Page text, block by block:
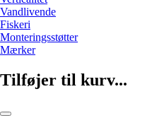
Vandlivende
Fiskeri
Monteringsstøtter
Mærker
Tilføjer til kurv...